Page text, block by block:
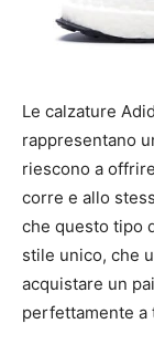
Le calzature
rappresentano
riescono a
corre e allo
che questo tipo
stile unico, che
acquistare un
perfettamente a